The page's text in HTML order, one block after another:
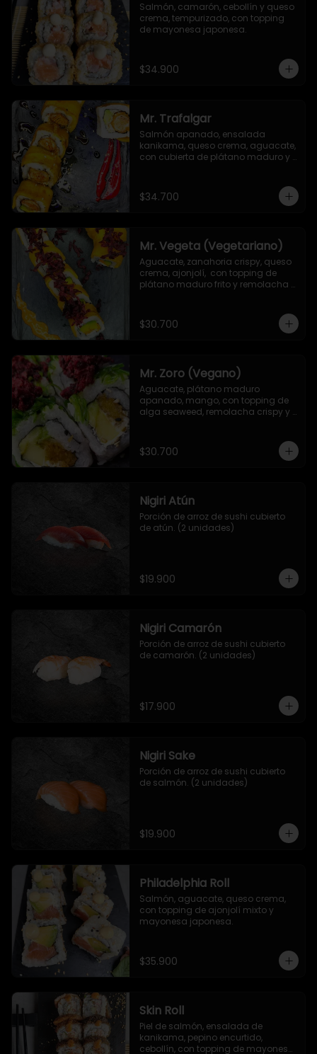
Salmón, camarón, cebollín y queso
crema, tempurizado, con topping
de mayonesa japonesa.
$34.900
Mr. Trafalgar
Salmón apanado, ensalada
kanikama, queso crema, aguacate,
con cubierta de plátano maduro y
$34.700
Mr. Vegeta (Vegetariano)
Aguacate, zanahoria crispy, queso
crema, ajonjolí,  con topping de
plátano maduro frito y remolacha
$30.700
Mr. Zoro (Vegano)
Aguacate, plátano maduro
apanado, mango, con topping de
alga seaweed, remolacha crispy y
$30.700
Nigiri Atún
Porción de arroz de sushi cubierto
de atún. (2 unidades)
$19.900
Nigiri Camarón
Porción de arroz de sushi cubierto
de camarón. (2 unidades)
$17.900
Nigiri Sake
Porción de arroz de sushi cubierto
de salmón. (2 unidades)
$19.900
Philadelphia Roll
Salmón, aguacate, queso crema,
con topping de ajonjolí mixto y
mayonesa japonesa.
$35.900
Skin Roll
Piel de salmón, ensalada de
kanikama, pepino encurtido,
cebollín, con topping de mayonesa